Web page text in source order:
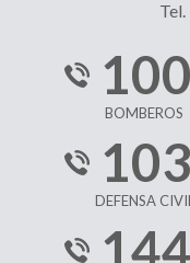
100
BOMBEROS
103
DEFENSA CIVIL
144